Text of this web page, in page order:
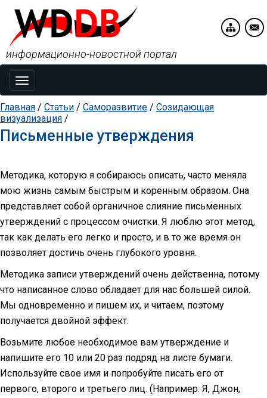
Toggle
navigation
информационно-новостной портал
Главная / Статьи / Саморазвитие / Созидающая
визуализация /
Письменные утверждения
Методика, которую я собираюсь описать, часто меняла
мою жизнь самым быстрым и коренным образом. Она
представляет собой органичное слияние письменных
утверждений с процессом очистки. Я люблю этот метод,
так как делать его легко и просто, и в то же время он
позволяет достичь очень глубокого уровня.
Методика записи утверждений очень действенна, потому
что написанное слово обладает для нас большей силой.
Мы одновременно и пишем их, и читаем, поэтому
получается двойной эффект.
Возьмите любое необходимое вам утверждение и
напишите его 10 или 20 раз подряд на листе бумаги.
Используйте свое имя и попробуйте писать его от
первого, второго и третьего лиц. (Например: Я, Джон,